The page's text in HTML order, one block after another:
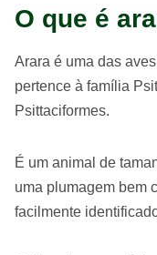
O que é
Arara é uma das
pertence à família
Psittaciformes.
É um animal de
uma plumagem bem
facilmente